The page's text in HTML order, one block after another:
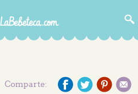
Comparte: